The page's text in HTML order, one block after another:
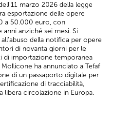
marzo 2026 della legge
esportazione delle opere
a 50.000 euro, con
anziché sei mesi. Si
della notifica per opere
di novanta giorni per le
di importazione temporanea
ha annunciato a Tefaf
di un passaporto digitale per
di tracciabilità,
libera circolazione in Europa.